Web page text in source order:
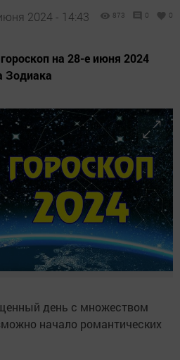
2024 - 14:43 873 0 0
на 28-е июня 2024
Зодиака
день с множеством
начало романтических